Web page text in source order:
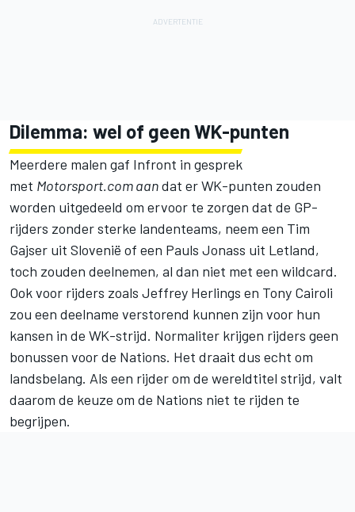
Dilemma: wel of geen WK-punten
Meerdere malen gaf Infront in gesprek
met Motorsport.com aandat er WK-punten zouden
worden uitgedeeld om ervoor te zorgen dat de GP-
rijders zonder sterke landenteams, neem een Tim
Gajser uit Slovenië of een Pauls Jonass uit Letland,
toch zouden deelnemen, al dan niet met een wildcard.
Ook voor rijders zoals Jeffrey Herlings en Tony Cairoli
zou een deelname verstorend kunnen zijn voor hun
kansen in de WK-strijd. Normaliter krijgen rijders geen
bonussen voor de Nations. Het draait dus echt om
landsbelang. Als een rijder om de wereldtitel strijd, valt
daarom de keuze om de Nations niet te rijden te
begrijpen.